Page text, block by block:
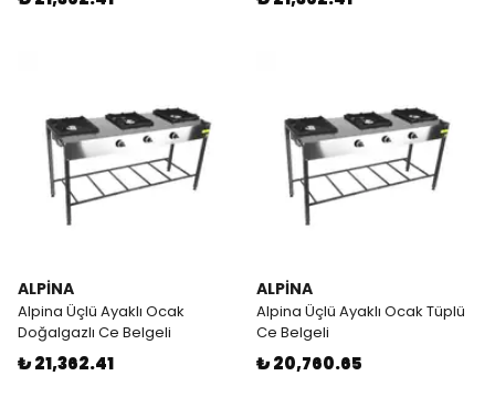
ALPİNA
Alpina Üçlü Ayaklı Ocak
Doğalgazlı Ce Belgeli
₺ 21,362.41
ALPİNA
Alpina Üçlü Ayaklı Ocak Tüplü
Ce Belgeli
₺ 20,760.65